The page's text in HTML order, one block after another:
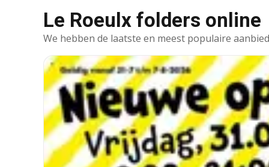
Le Roeulx folders online
We hebben de laatste en meest populaire